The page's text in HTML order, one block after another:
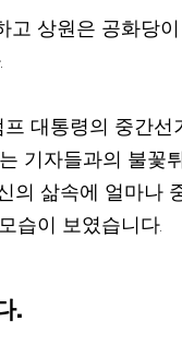
상원은 공화당
대통령의 중간선
기자들과의 불꽃
의 삶속에 얼마나
습이 보였습니다.
.